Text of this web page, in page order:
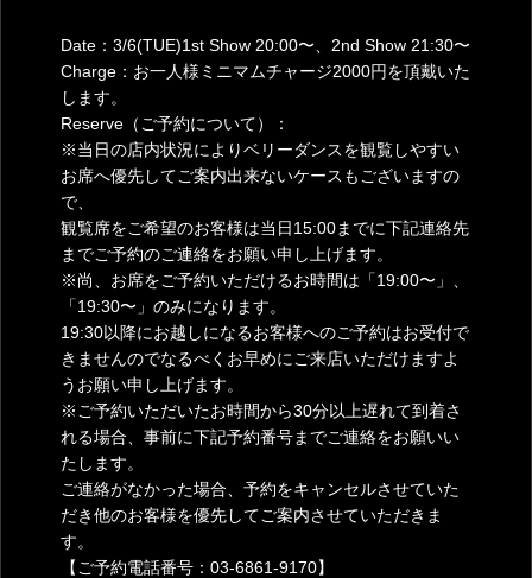
Date：3/6(TUE)1st Show 20:00〜、2nd Show 21:30〜
Charge：お一人様ミニマムチャージ2000円を頂戴いた
します。
Reserve（ご予約について）：
※当日の店内状況によりベリーダンスを観覧しやすい
お席へ優先してご案内出来ないケースもございますの
で、
観覧席をご希望のお客様は当日15:00までに下記連絡先
までご予約のご連絡をお願い申し上げます。
※尚、お席をご予約いただけるお時間は「19:00〜」、
「19:30〜」のみになります。
19:30以降にお越しになるお客様へのご予約はお受付で
きませんのでなるべくお早めにご来店いただけますよ
うお願い申し上げます。
※ご予約いただいたお時間から30分以上遅れて到着さ
れる場合、事前に下記予約番号までご連絡をお願いい
たします。
ご連絡がなかった場合、予約をキャンセルさせていた
だき他のお客様を優先してご案内させていただきま
す。
【ご予約電話番号：03-6861-9170】